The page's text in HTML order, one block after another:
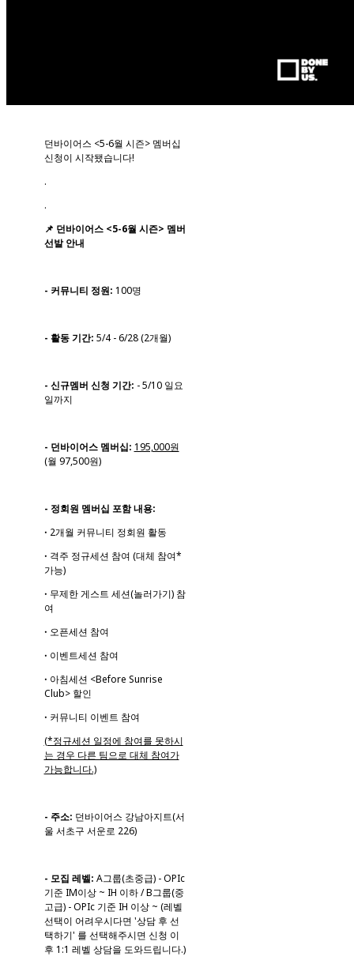
던바이어스 <5-6월 시즌> 멤버십
신청이 시작됐습니다!
.
.
📌 던바이어스 <5-6월 시즌> 멤버
선발 안내
- 커뮤니티 정원: 100명
- 활동 기간: 5/4 - 6/28 (2개월)
- 신규멤버 신청 기간: - 5/10 일요
일까지
- 던바이어스 멤버십: 195,000원
(월 97,500원)
- 정회원 멤버십 포함 내용:
ꞏ 2개월 커뮤니티 정회원 활동
ꞏ 격주 정규세션 참여 (대체 참여*
가능)
ꞏ 무제한 게스트 세션(놀러가기) 참
여
ꞏ 오픈세션 참여
ꞏ 이벤트세션 참여
ꞏ 아침세션 <Before Sunrise
Club> 할인
ꞏ 커뮤니티 이벤트 참여
(*정규세션 일정에 참여를 못하시
는 경우 다른 팀으로 대체 참여가
가능합니다.)
- 주소: 던바이어스 강남아지트(서
울 서초구 서운로 226)
- 모집 레벨: A그룹(초중급) - OPIc
기준 IM이상 ~ IH 이하 / B그룹(중
고급) - OPIc 기준 IH 이상 ~ (레벨
선택이 어려우시다면 '상담 후 선
택하기' 를 선택해주시면 신청 이
후 1:1 레벨 상담을 도와드립니다.)